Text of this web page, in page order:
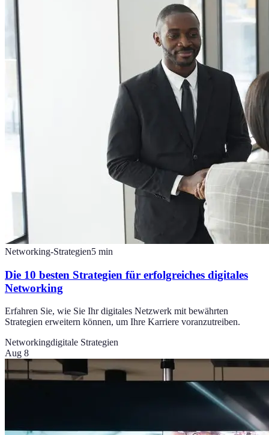
Networking-Strategien5 min
Die 10 besten Strategien für erfolgreiches digitales
Networking
Erfahren Sie, wie Sie Ihr digitales Netzwerk mit bewährten
Strategien erweitern können, um Ihre Karriere voranzutreiben.
Networkingdigitale Strategien
Aug 8